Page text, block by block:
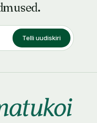
Telli uudiskiri